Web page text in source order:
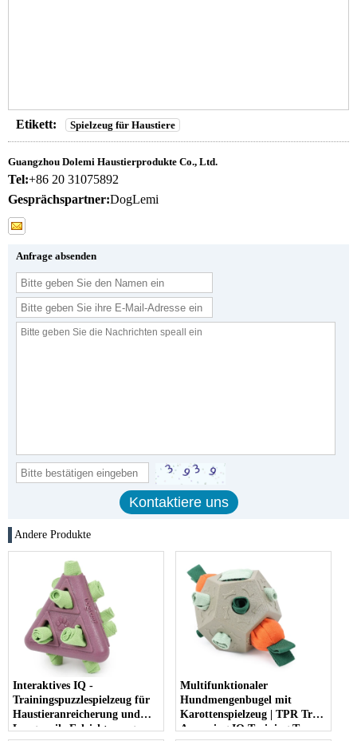
Etikett: Spielzeug für Haustiere
Guangzhou Dolemi Haustierprodukte Co., Ltd.
Tel:+86 20 31075892
Gesprächspartner:DogLemi
Anfrage absenden
Andere Produkte
Interaktives IQ -
Trainingspuzzlespielzeug für
Haustieranreicherung und
Langeweile Erleichterung
Multifunktionaler
Hundmengenbugel mit
Karottenspielzeug | TPR Treat
Aspensing IQ Training Toy